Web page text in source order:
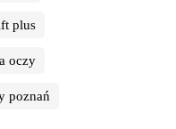
plus
oczy
poznań